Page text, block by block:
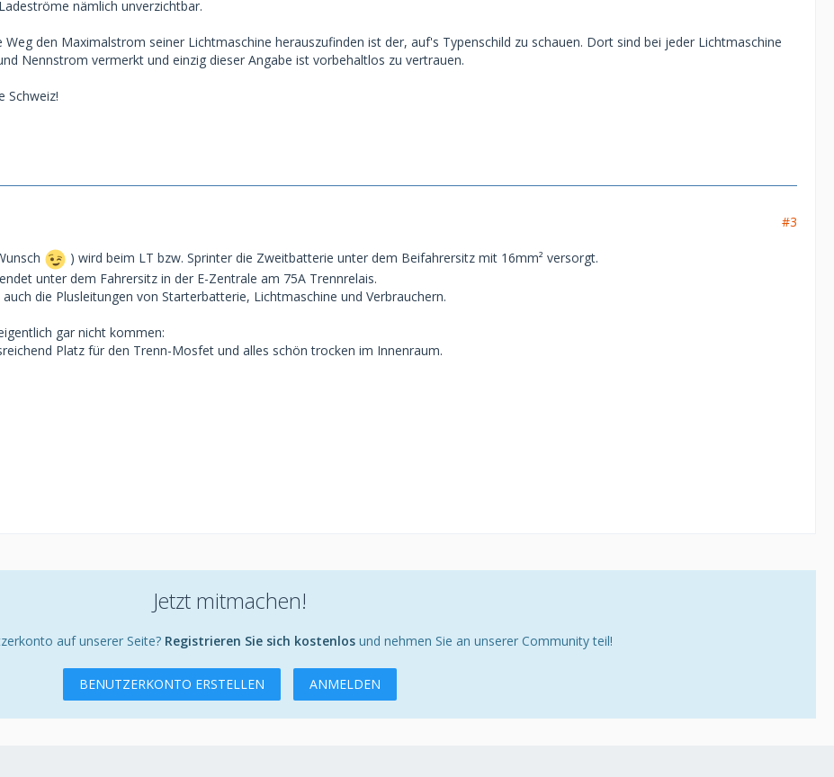
nämlich unverzichtbar.
Weg den Maximalstrom seiner Lichtmaschine herauszufinden ist der, auf's Typenschild zu schauen. Dort sind bei jeder Lichtmaschine
Nennstrom vermerkt und einzig dieser Angabe ist vorbehaltlos zu vertrauen.
Schweiz!
#3
) wird beim LT bzw. Sprinter die Zweitbatterie unter dem Beifahrersitz mit 16mm² versorgt.
unter dem Fahrersitz in der E-Zentrale am 75A Trennrelais.
die Plusleitungen von Starterbatterie, Lichtmaschine und Verbrauchern.
gar nicht kommen:
Platz für den Trenn-Mosfet und alles schön trocken im Innenraum.
Jetzt mitmachen!
auf unserer Seite? Registrieren Sie sich kostenlos und nehmen Sie an unserer Community teil!
BENUTZERKONTO ERSTELLEN ANMELDEN